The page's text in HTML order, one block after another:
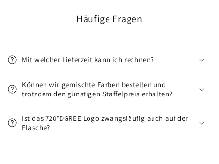
Häufige Fragen
Mit welcher Lieferzeit kann ich rechnen?
Können wir gemischte Farben bestellen und
trotzdem den günstigen Staffelpreis erhalten?
Ist das 720°DGREE Logo zwangsläufig auch auf der
Flasche?